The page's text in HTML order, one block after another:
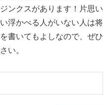
ンクスがあります！片思い
浮かべる人がいない人は将
書いてもよしなので、ぜひ
い。